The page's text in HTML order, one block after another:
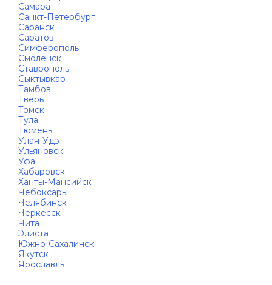
Самара
Санкт-Петербург
Саранск
Саратов
Симферополь
Смоленск
Ставрополь
Сыктывкар
Тамбов
Тверь
Томск
Тула
Тюмень
Улан-Удэ
Ульяновск
Уфа
Хабаровск
Ханты-Мансийск
Чебоксары
Челябинск
Черкесск
Чита
Элиста
Южно-Сахалинск
Якутск
Ярославль